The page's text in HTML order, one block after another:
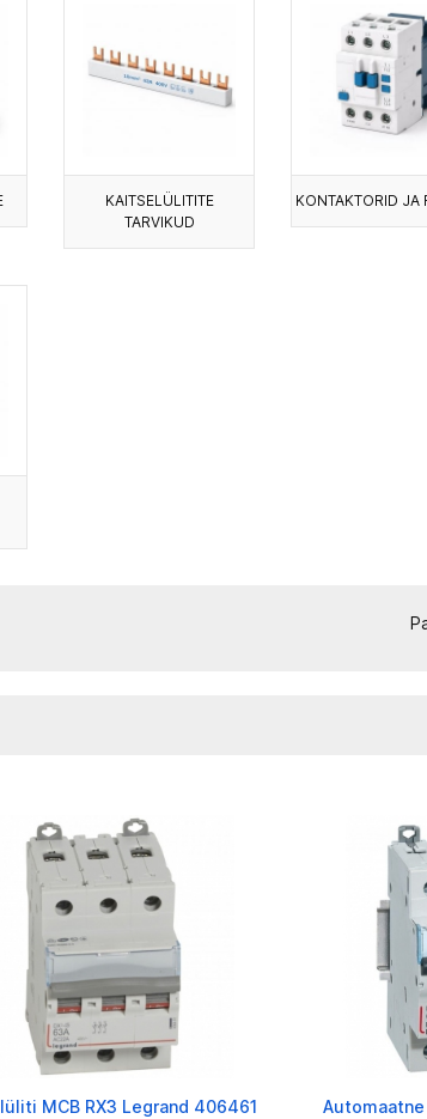
KAITSELÜLITITE
TARVIKUD
KONTAKTORID JA
MCB RX3 Legrand 406461